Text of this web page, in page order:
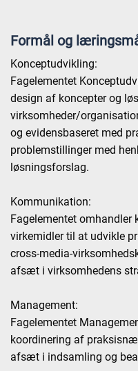
Formål og
Konceptudvikling:
Fagelementet
design af koncepter og
virksomheder/
og evidensbaseret med
problemstillinger med
løsningsforslag.
Kommunikation:
Fagelementet
virkemidler til at udvikle
cross-media-
afsæt i virksomhedens
Management:
Fagelementet
koordinering af
afsæt i indsamling og